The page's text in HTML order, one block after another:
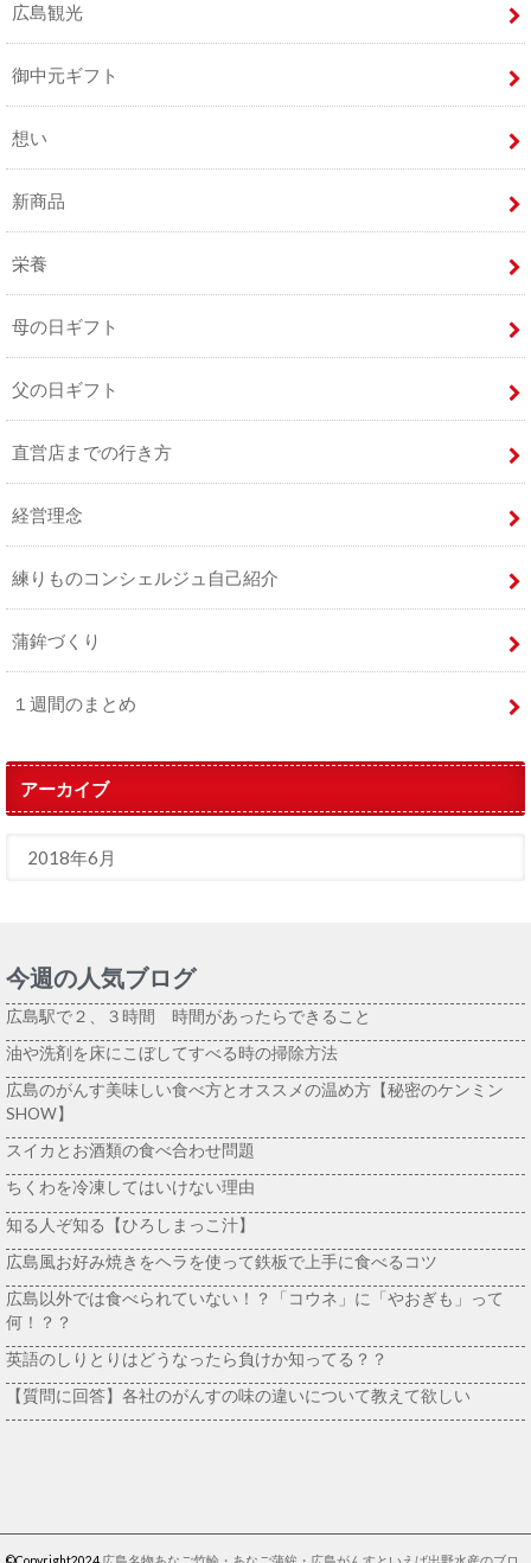
広島観光
御中元ギフト
想い
新商品
栄養
母の日ギフト
父の日ギフト
直営店までの行き方
経営理念
練りものコンシェルジュ自己紹介
蒲鉾づくり
１週間のまとめ
アーカイブ
今週の人気ブログ
広島駅で２、３時間 時間があったらできること
油や洗剤を床にこぼしてすべる時の掃除方法
広島のがんす美味しい食べ方とオススメの温め方【秘密のケンミン
SHOW】
スイカとお酒類の食べ合わせ問題
ちくわを冷凍してはいけない理由
知る人ぞ知る【ひろしまっこ汁】
広島風お好み焼きをヘラを使って鉄板で上手に食べるコツ
広島以外では食べられていない！？「コウネ」に「やおぎも」って
何！？？
英語のしりとりはどうなったら負けか知ってる？？
【質問に回答】各社のがんすの味の違いについて教えて欲しい